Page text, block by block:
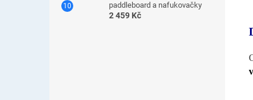
paddleboard a nafukovačky
2 459 Kč